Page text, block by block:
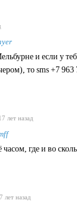
и если у
то sms +7 963
лет назад
где и во
лет назад